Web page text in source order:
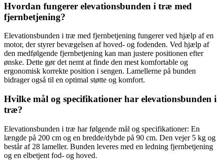
Hvordan fungerer elevationsbunden i træ med
fjernbetjening?
Elevationsbunden i træ med fjernbetjening fungerer ved hjælp af en
motor, der styrer bevægelsen af hoved- og fodenden. Ved hjælp af
den medfølgende fjernbetjening kan man justere positionen efter
ønske. Dette gør det nemt at finde den mest komfortable og
ergonomisk korrekte position i sengen. Lamellerne på bunden
bidrager også til en optimal støtte og komfort.
Hvilke mål og specifikationer har elevationsbunden i
træ?
Elevationsbunden i træ har følgende mål og specifikationer: En
længde på 200 cm og en bredde/dybde på 90 cm. Den vejer 5 kg og
består af 28 lameller. Bunden leveres med en ledning fjernbetjening
og en elbetjent fod- og hoved.